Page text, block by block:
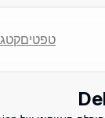
טפטים